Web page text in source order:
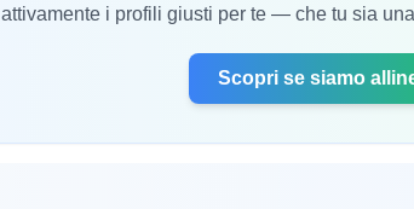
attivamente i profili giusti per te — che tu sia
Scopri se siamo